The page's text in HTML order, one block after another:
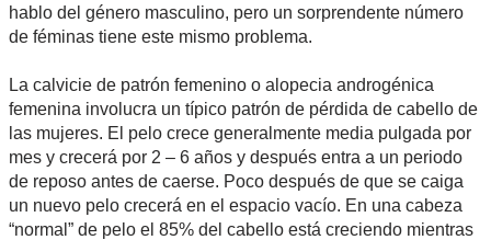
hablo del género masculino, pero un sorprendente número
de féminas tiene este mismo problema.
La calvicie de patrón femenino o alopecia androgénica
femenina involucra un típico patrón de pérdida de cabello de
las mujeres. El pelo crece generalmente media pulgada por
mes y crecerá por 2 – 6 años y después entra a un periodo
de reposo antes de caerse. Poco después de que se caiga
un nuevo pelo crecerá en el espacio vacío. En una cabeza
“normal” de pelo el 85% del cabello está creciendo mientras